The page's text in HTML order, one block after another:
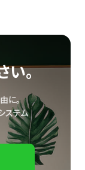
い。
に。
ステム